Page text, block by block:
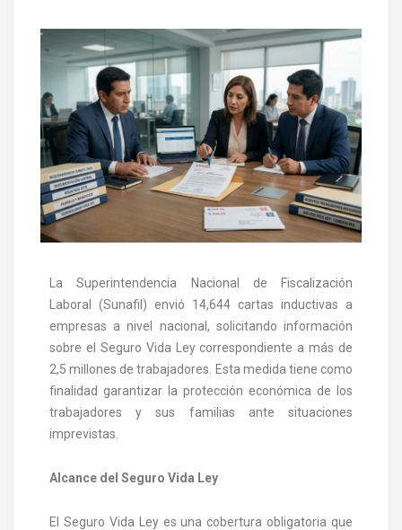
La Superintendencia Nacional de Fiscalización
Laboral (Sunafil) envió 14,644 cartas inductivas a
empresas a nivel nacional, solicitando información
sobre el Seguro Vida Ley correspondiente a más de
2,5 millones de trabajadores. Esta medida tiene como
finalidad garantizar la protección económica de los
trabajadores y sus familias ante situaciones
imprevistas.
Alcance del Seguro Vida Ley
El Seguro Vida Ley es una cobertura obligatoria que